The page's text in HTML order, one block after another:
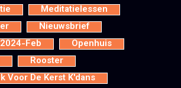
Meditatielessen
Nieuwsbrief
Feb
Openhuis
Rooster
Voor De Kerst K'dans